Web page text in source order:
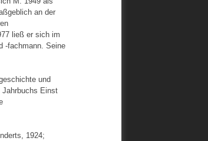
an der
ließ er sich im
-fachmann. Seine
und
Jahrbuchs Einst
1924;